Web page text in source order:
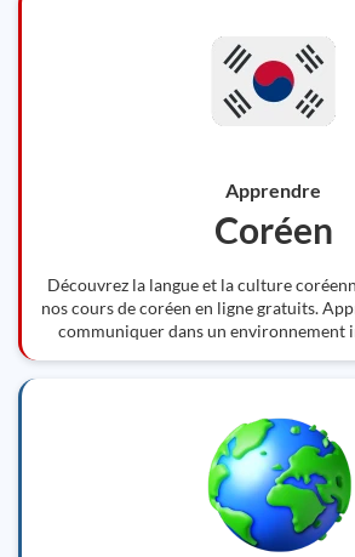
Apprendre
Coréen
Découvrez la langue et la culture
nos cours de coréen en ligne gratuits.
communiquer dans un environnement